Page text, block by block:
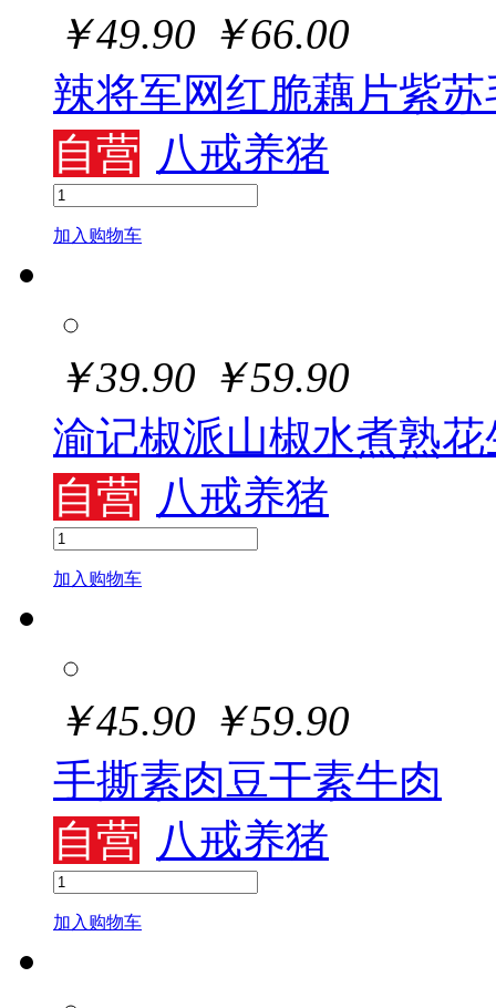
￥49.90 ￥66.00
辣将军网红脆藕片紫
自营 八戒养猪
加入购物车
￥39.90 ￥59.90
渝记椒派山椒水煮熟花
自营 八戒养猪
加入购物车
￥45.90 ￥59.90
手撕素肉豆干素牛肉
自营 八戒养猪
加入购物车